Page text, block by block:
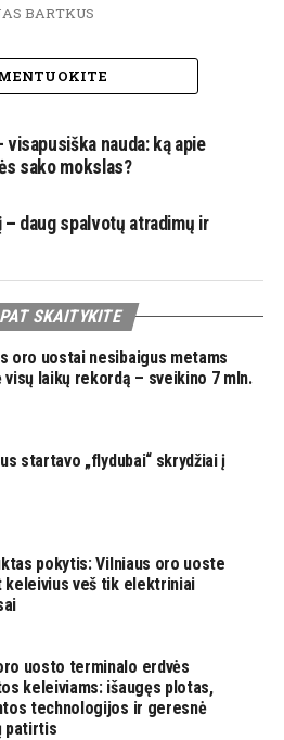
BARTKUS
nauda: ką apie
sako mokslas?
daug spalvotų atradimų ir
SKAITYKITE
oro uostai nesibaigus metams
visų laikų rekordą – sveikino 7 mln.
startavo „flydubai“ skrydžiai į
pokytis: Vilniaus oro uoste
keleivius veš tik elektriniai
uosto terminalo erdvės
keleiviams: išaugęs plotas,
technologijos ir geresnė
patirtis